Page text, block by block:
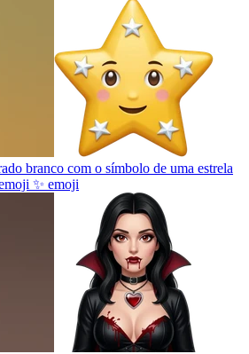
branco com o símbolo de uma estrela
✨ emoji